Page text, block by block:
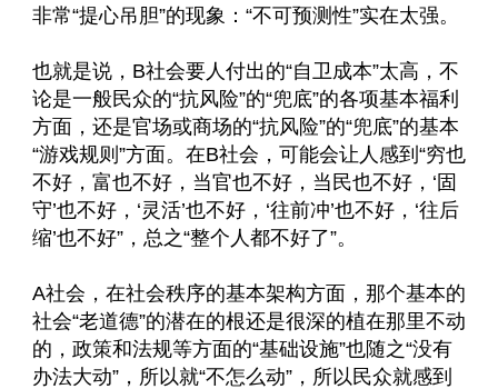
非常“提心吊胆”的现象：“不可预测性”实在太强。
也就是说，B社会要人付出的“自卫成本”太高，不
论是一般民众的“抗风险”的“兜底”的各项基本福利
方面，还是官场或商场的“抗风险”的“兜底”的基本
“游戏规则”方面。在B社会，可能会让人感到“穷也
不好，富也不好，当官也不好，当民也不好，‘固
守’也不好，‘灵活’也不好，‘往前冲’也不好，‘往后
缩’也不好”，总之“整个人都不好了”。
A社会，在社会秩序的基本架构方面，那个基本的
社会“老道德”的潜在的根还是很深的植在那里不动
的，政策和法规等方面的“基础设施”也随之“没有
办法大动”，所以就“不怎么动”，所以民众就感到